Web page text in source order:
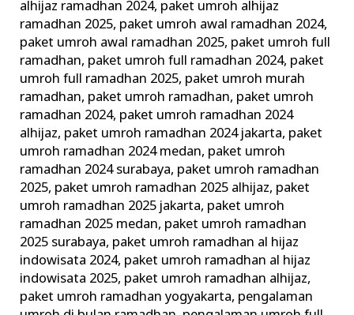
alhijaz ramadhan 2024, paket umroh alhijaz
ramadhan 2025, paket umroh awal ramadhan 2024,
paket umroh awal ramadhan 2025, paket umroh full
ramadhan, paket umroh full ramadhan 2024, paket
umroh full ramadhan 2025, paket umroh murah
ramadhan, paket umroh ramadhan, paket umroh
ramadhan 2024, paket umroh ramadhan 2024
alhijaz, paket umroh ramadhan 2024 jakarta, paket
umroh ramadhan 2024 medan, paket umroh
ramadhan 2024 surabaya, paket umroh ramadhan
2025, paket umroh ramadhan 2025 alhijaz, paket
umroh ramadhan 2025 jakarta, paket umroh
ramadhan 2025 medan, paket umroh ramadhan
2025 surabaya, paket umroh ramadhan al hijaz
indowisata 2024, paket umroh ramadhan al hijaz
indowisata 2025, paket umroh ramadhan alhijaz,
paket umroh ramadhan yogyakarta, pengalaman